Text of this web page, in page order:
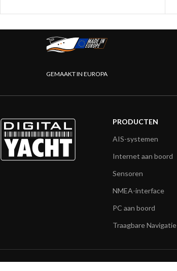
GEMAAKT IN EUROPA
PRODUCTEN
AIS-systemen
Internet aan boord
Sensoren
NMEA-interface
PC aan boord
Traagbare Navigatie